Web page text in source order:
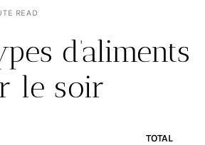
READ
d’aliments
le soir
TOTAL